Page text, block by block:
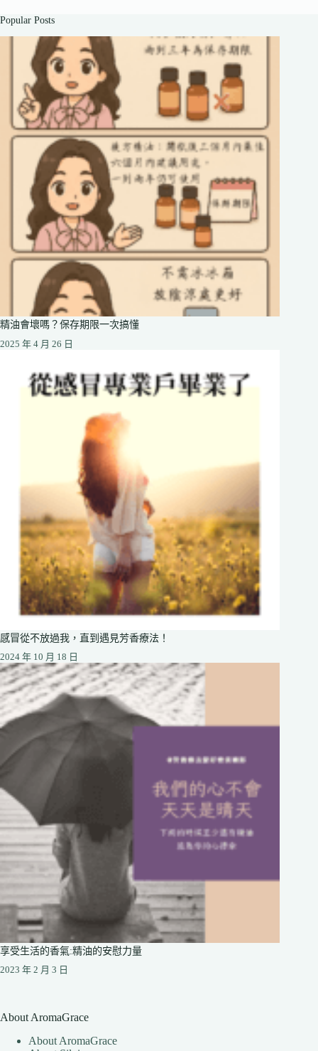
Popular Posts
精油會壞嗎？保存期限一次搞懂
2025 年 4 月 26 日
感冒從不放過我，直到遇見芳香療法！
2024 年 10 月 18 日
享受生活的香氣:精油的安慰力量
2023 年 2 月 3 日
About AromaGrace
About AromaGrace